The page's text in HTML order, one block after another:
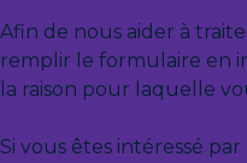
Afin de nous aider à
remplir le formulaire en
la raison pour laquelle
Si vous êtes intéressé